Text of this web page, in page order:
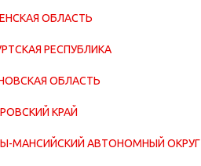
ОБЛАСТЬ
РЕСПУБЛИКА
ОБЛАСТЬ
КРАЙ
МАНСИЙСКИЙ АВТОНОМНЫЙ ОКРУГ